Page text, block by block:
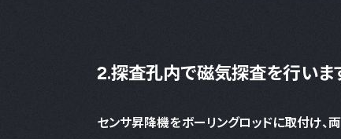
2.探査孔内で磁気探査を行いま
センサ昇降機をボーリングロッドに取付け